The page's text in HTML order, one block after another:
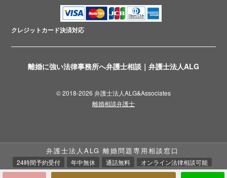
離婚に強い法律事務所へ弁護士相談｜弁護士法人ALG
クレジットカード決済対応
© 2018-2026 弁護士法人ALG&Associates
離婚相談弁護士
弁護士法人ALG 離婚問題専用相談窓口
24時間予約受付 年中無休 通話無料 オンライン法律相談可能